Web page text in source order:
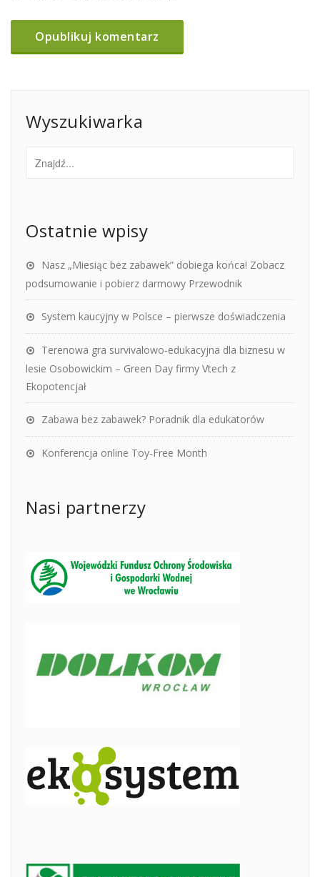
Wyszukiwarka
Ostatnie wpisy
Nasz „Miesiąc bez zabawek” dobiega końca! Zobacz
podsumowanie i pobierz darmowy Przewodnik
System kaucyjny w Polsce – pierwsze doświadczenia
Terenowa gra survivalowo-edukacyjna dla biznesu w
lesie Osobowickim – Green Day firmy Vtech z
Ekopotencjał
Zabawa bez zabawek? Poradnik dla edukatorów
Konferencja online Toy-Free Month
Nasi partnerzy